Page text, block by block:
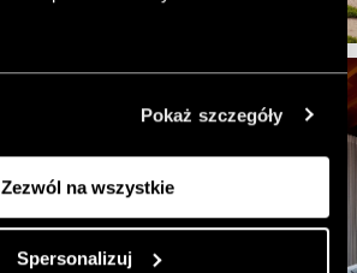
Pokaż szczegóły
Zezwól na wszystkie
Spersonalizuj